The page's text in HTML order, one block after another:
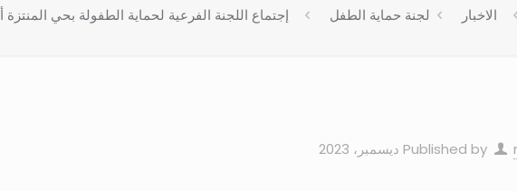
الاخبار لجنة حماية الطفل إجتماع اللجنة الفرعية لحماية الطفولة بحي المنتزة أول 26/12/
Published by